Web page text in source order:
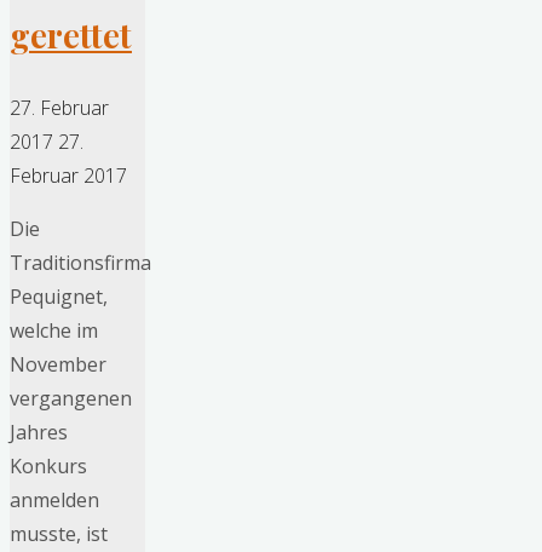
gerettet
27. Februar
2017 27.
Februar 2017
Die
Traditionsfirma
Pequignet,
welche im
November
vergangenen
Jahres
Konkurs
anmelden
musste, ist